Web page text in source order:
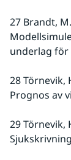
27 Brandt,
underlag för
28 Törnevik,
Prognos av
29 Törnevik,